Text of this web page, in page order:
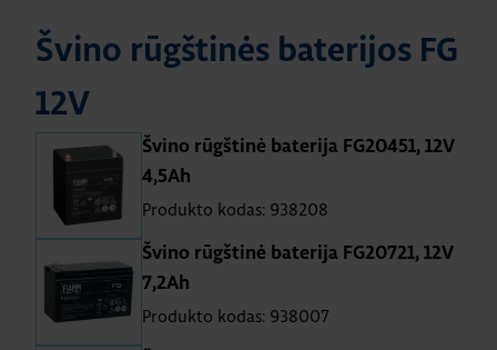
Švino rūgštinės baterijos FG
12V
Švino rūgštinė baterija FG20451, 12V
4,5Ah
Produkto kodas: 938208
Švino rūgštinė baterija FG20721, 12V
7,2Ah
Produkto kodas: 938007